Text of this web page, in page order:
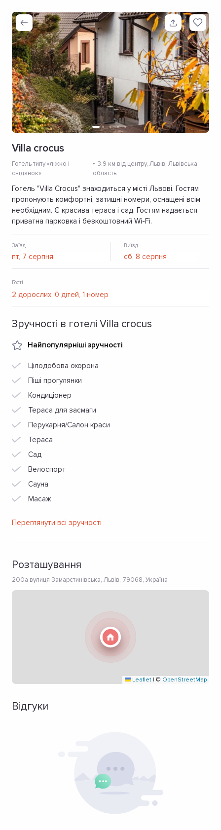
Villa crocus
Готель типу «ліжко і
сніданок»
3.9 км від центру, Львів, Львівська
область
Готель "Villa Crocus" знаходиться у місті Львові. Гостям
пропонують комфортні, затишні номери, оснащені всім
необхідним. Є красива тераса і сад. Гостям надається
приватна парковка і безкоштовний Wi-Fi.
Заїзд Виїзд
Гості
Зручності в готелі Villa crocus
Найпопулярніші зручності
Цілодобова охорона
Піші прогулянки
Кондиціонер
Тераса для засмаги
Перукарня/Салон краси
Тераса
Сад
Велоспорт
Сауна
Масаж
Переглянути всі зручності
Розташування
200а вулиця Замарстинівська, Львів, 79068, Україна
Leaflet | © OpenStreetMap
Відгуки